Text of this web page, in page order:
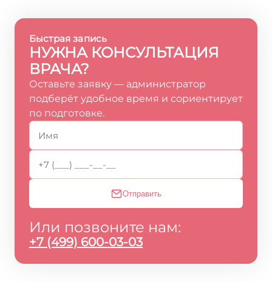
Быстрая запись
НУЖНА КОНСУЛЬТАЦИЯ
ВРАЧА?
Оставьте заявку — администратор
подберёт удобное время и сориентирует
по подготовке.
Отправить
Или позвоните нам:
+7 (499) 600-03-03